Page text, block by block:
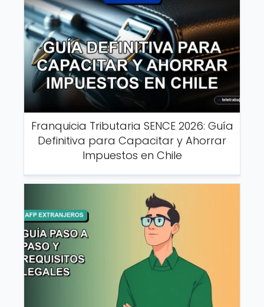
Franquicia Tributaria SENCE 2026: Guía
Definitiva para Capacitar y Ahorrar
Impuestos en Chile